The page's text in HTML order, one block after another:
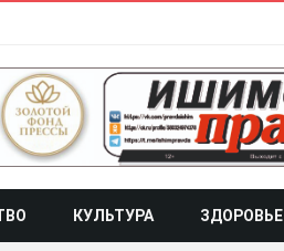
КУЛЬТУРА ЗДОРОВЬЕ